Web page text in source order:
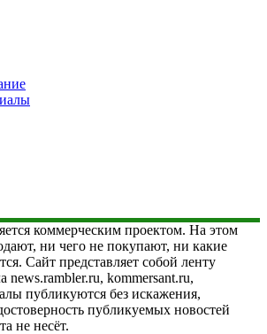
коммерческим проектом. На этом
ни чего не покупают, ни какие
Сайт представляет собой ленту
news.rambler.ru, kommersant.ru,
публикуются без искажения,
публикуемых новостей
не несёт.